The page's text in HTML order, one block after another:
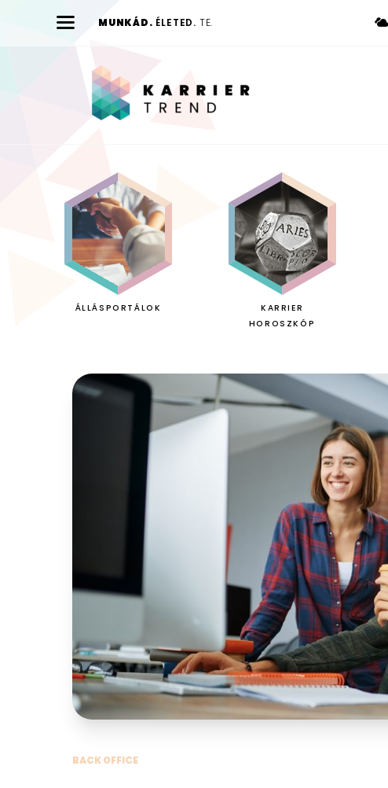
MUNKÁD. ÉLETED. TE.
ÁLLÁSPORTÁLOK
KARRIER
HOROSZKÓP
BACK OFFICE